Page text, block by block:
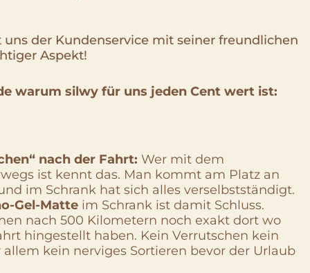
der Kundenservice mit seiner freundlichen
Aspekt!
warum silwy für uns jeden Cent wert ist:
nach der Fahrt: Wer mit dem
ist kennt das. Man kommt am Platz an
im Schrank hat sich alles verselbstständigt.
Gel-Matte im Schrank ist damit Schluss.
nach 500 Kilometern noch exakt dort wo
hingestellt haben. Kein Verrutschen kein
kein nerviges Sortieren bevor der Urlaub